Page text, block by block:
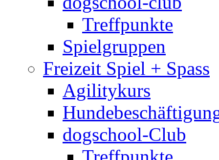
Treffpunkte
Spielgruppen
Freizeit Spiel + Spass
Agilitykurs
dogschool-Club